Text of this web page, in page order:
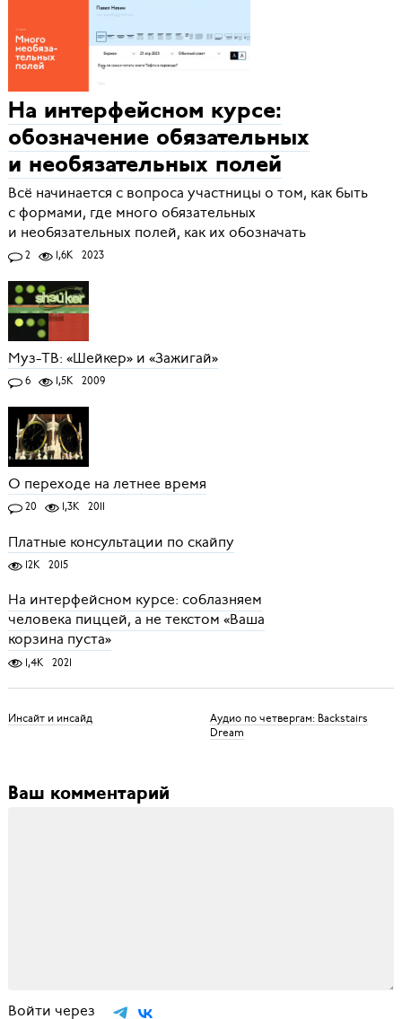
На интерфейсном курсе:
обозначение обязательных
и необязательных полей
Всё начинается с вопроса участницы о том, как быть
с формами, где много обязательных
и необязательных полей, как их обозначать
2 1,6K 2023
Муз-ТВ: «Шейкер» и «Зажигай»
6 1,5K 2009
О переходе на летнее время
20 1,3K 2011
Платные консультации по скайпу
12K 2015
На интерфейсном курсе: соблазняем
человека пиццей, а не текстом «Ваша
корзина пуста»
1,4K 2021
Инсайт и инсайд
Аудио по четвергам: Backstairs
Dream
Ваш комментарий
Войти через